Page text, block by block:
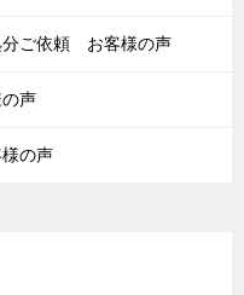
分ご依頼 お客様の声
声
の声